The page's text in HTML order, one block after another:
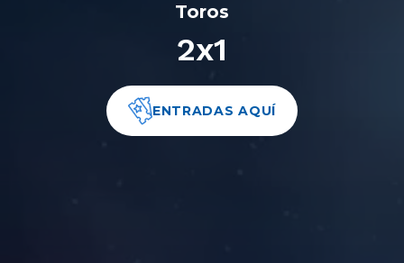
Toros
2x1
ENTRADAS AQUÍ